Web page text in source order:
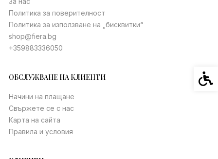
Политика за поверителност
Политика за използване на „бисквитки“
shop@fiera.bg
+359883336050
ОБСЛУЖВАНЕ НА КЛИЕНТИ
Начини на плащане
Свържете се с нас
Карта на сайта
Правила и условия